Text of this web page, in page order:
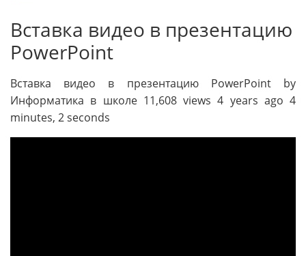
Вставка видео в презентацию
PowerPoint
Вставка видео в презентацию PowerPoint by
Информатика в школе 11,608 views 4 years ago 4
minutes, 2 seconds